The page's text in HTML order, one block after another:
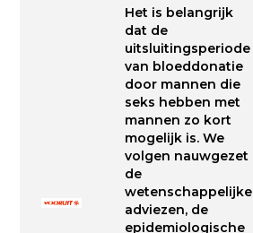
Het is belangrijk
dat de
uitsluitingsperiode
van bloeddonatie
door mannen die
seks hebben met
mannen zo kort
mogelijk is. We
volgen nauwgezet
de
wetenschappelijke
adviezen, de
epidemiologische